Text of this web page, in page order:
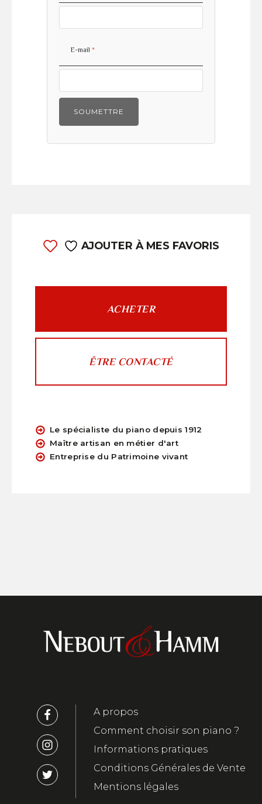
E-mail *
AJOUTER À MES FAVORIS
ACHETER
ÊTRE CONTACTÉ
Le spécialiste du piano depuis 1912
Maître artisan en métier d'art
Entreprise du Patrimoine vivant
A propos
Comment choisir son piano ?
Informations pratiques
Conditions Générales de Vente
Mentions légales